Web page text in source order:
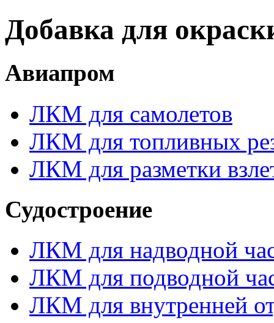
Добавка для
Авиапром
ЛКМ для самолетов
ЛКМ для топливных
ЛКМ для разметки
Судостроение
ЛКМ для надводной
ЛКМ для подводной
ЛКМ для внутренней